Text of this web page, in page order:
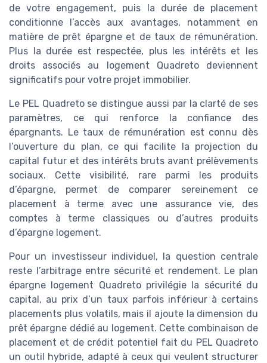
de votre engagement, puis la durée de placement
conditionne l’accès aux avantages, notamment en
matière de prêt épargne et de taux de rémunération.
Plus la durée est respectée, plus les intérêts et les
droits associés au logement Quadreto deviennent
significatifs pour votre projet immobilier.
Le PEL Quadreto se distingue aussi par la clarté de ses
paramètres, ce qui renforce la confiance des
épargnants. Le taux de rémunération est connu dès
l’ouverture du plan, ce qui facilite la projection du
capital futur et des intérêts bruts avant prélèvements
sociaux. Cette visibilité, rare parmi les produits
d’épargne, permet de comparer sereinement ce
placement à terme avec une assurance vie, des
comptes à terme classiques ou d’autres produits
d’épargne logement.
Pour un investisseur individuel, la question centrale
reste l’arbitrage entre sécurité et rendement. Le plan
épargne logement Quadreto privilégie la sécurité du
capital, au prix d’un taux parfois inférieur à certains
placements plus volatils, mais il ajoute la dimension du
prêt épargne dédié au logement. Cette combinaison de
placement et de crédit potentiel fait du PEL Quadreto
un outil hybride, adapté à ceux qui veulent structurer